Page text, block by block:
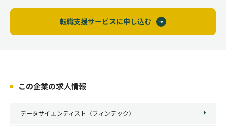
転職支援サービスに申し込む
この企業の求人情報
データサイエンティスト（フィンテック）